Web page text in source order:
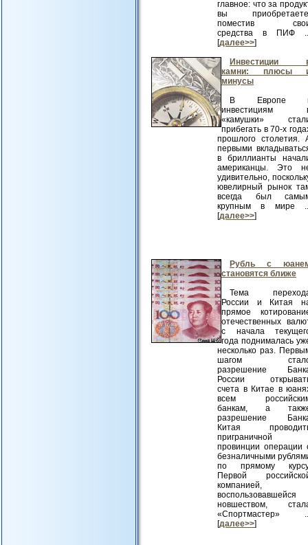
главное: что за
вы
поместив
средства в ПИФ
[далее>>]
Инвестиции
камни: плюсы
минусы
В Европе
инвестициям
«камушки»
прибегать в 70-х
прошлого столетия.
первыми
в бриллианты
американцы. Это
удивительно,
ювелирный рынок
всегда был
крупным в мире
[далее>>]
Рубль с
становятся ближе
Тема
России и Китая
прямое
отечественных
с начала
года поднималась
несколько раз.
шагом
разрешение
России
счета в Китае в
всем
банкам, а
разрешение
Китая
приграничной
провинции операции
безналичными
по прямому
Первой
компанией,
воспользовавшейся
новшеством,
«Спортмастер»
[далее>>]